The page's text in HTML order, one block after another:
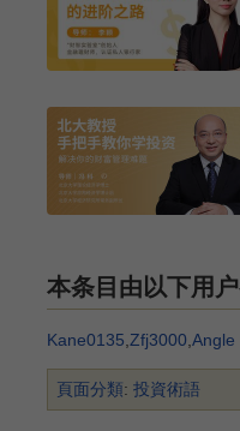
本条目由以下用
Kane0135 Zfj3000 Angle
頁面分類: 投資術語